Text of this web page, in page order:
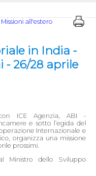
Missioni all'estero
in India -
- 26/28 aprile
ICE Agenzia, ABI -
e sotto l’egida del
Internazionale e
organizza una missione
prossimi.
Ministro dello Sviluppo